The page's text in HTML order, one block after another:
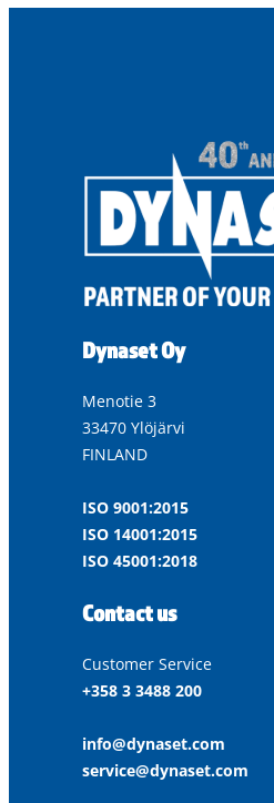
Dynaset Oy
Menotie 3
33470 Ylöjärvi
FINLAND
ISO 9001:2015
ISO 14001:2015
ISO 45001:2018
Contact us
Customer Service
+358 3 3488 200
info@dynaset.com
service@dynaset.com